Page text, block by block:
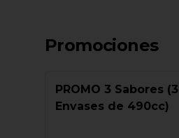
Promociones
PROMO 3 Sabores (3
Envases de 490cc)